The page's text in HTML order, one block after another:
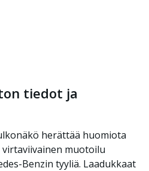
tiedot ja
herättää huomiota
virtaviivainen muotoilu
Benzin tyyliä. Laadukkaat